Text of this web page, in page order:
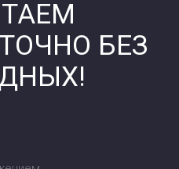
БЕЗ